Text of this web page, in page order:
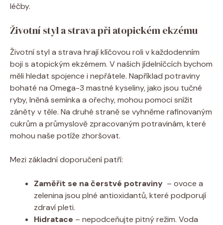
léčby.
Životní styl a ⁣strava při atopickém ekzému
Životní styl​ a strava hrají klíčovou ‍roli v každodenním
boji s atopickým ‍ekzémem. ⁤V našich jídelníčcích ⁢bychom
měli hledat⁤ spojence i‌ nepřátele.⁣ Například potraviny
bohaté na ‌Omega-3 mastné kyseliny, jako ‌jsou ⁤tučné
ryby, lněná ⁣semínka⁢ a ořechy, mohou pomoci snížit‍
záněty v těle.⁢ Na druhé straně ⁣se vyhněme rafinovaným
cukrům a‌ průmyslově zpracovaným⁣ potravinám, které
mohou naše ⁤potíže zhoršovat.
Mezi základní doporučení patří:
Zaměřit ⁣se na čerstvé potraviny ​ – ovoce a‍
zelenina ⁣jsou⁢ plné antioxidantů, ​které⁢ podporují
zdraví pleti.
Hidratace – nepodceňujte pitný‍ režim.‍ Voda